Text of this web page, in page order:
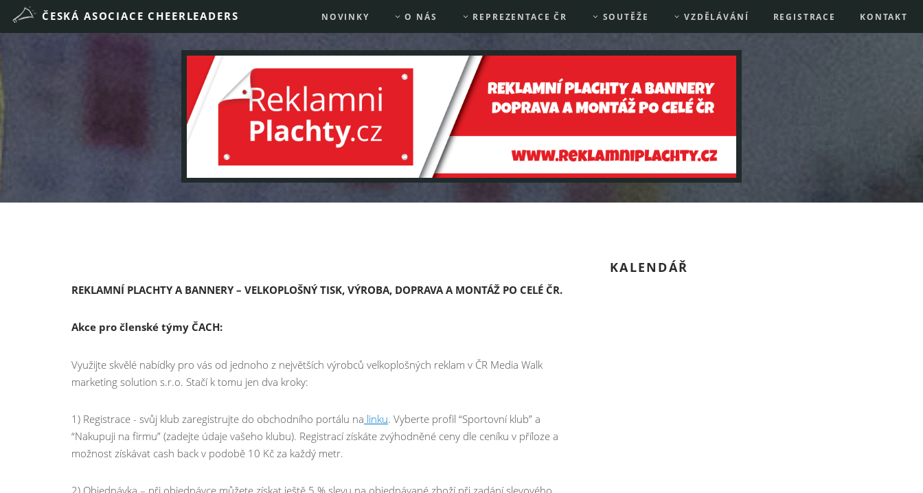
NOVINKY O NÁS REPREZENTACE ČR SOUTĚŽE VZDĚLÁVÁNÍ REGISTRACE KONTAKT
REKLAMNÍ PLACHTY A BANNERY – VELKOPLOŠNÝ TISK, VÝROBA, DOPRAVA A MONTÁŽ PO CELÉ ČR.
Akce pro členské týmy ČACH:
Využijte skvělé nabídky pro vás od jednoho z největších výrobců velkoplošných reklam v ČR Media Walk
marketing solution s.r.o. Stačí k tomu jen dva kroky:
1) Registrace - svůj klub zaregistrujte do obchodního portálu na linku. Vyberte profil “Sportovní klub” a
“Nakupuji na firmu” (zadejte údaje vašeho klubu). Registrací získáte zvýhodněné ceny dle ceníku v příloze a
možnost získávat cash back v podobě 10 Kč za každý metr.
KALENDÁŘ